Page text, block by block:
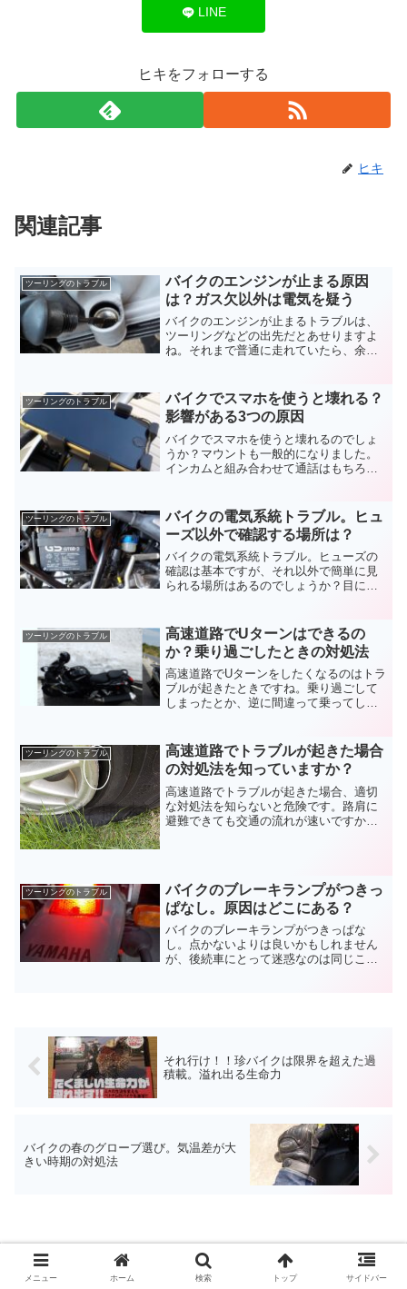
LINE
ヒキをフォローする
ヒキ
関連記事
ツーリングのトラブル
バイクのエンジンが止まる原因
は？ガス欠以外は電気を疑う
バイクのエンジンが止まるトラブルは、
ツーリングなどの出先だとあせりますよ
ね。それまで普通に走れていたら、余計
も。バイクのエンジンが止まるときの点
検ヶ所を覚えておきましょう。
ツーリングのトラブル
バイクでスマホを使うと壊れる？
影響がある3つの原因
バイクでスマホを使うと壊れるのでしょ
うか？マウントも一般的になりました。
インカムと組み合わせて通話はもちろ
ね。だからこそ扱いに注意して、バイク
でスマホが壊れないようにしましょう。
ツーリングのトラブル
バイクの電気系統トラブル。ヒュ
ーズ以外で確認する場所は？
バイクの電気系統トラブル。ヒューズの
確認は基本ですが、それ以外で簡単に見
られる場所はあるのでしょうか？目に見
られる箇所はあります。バイクの電気系
統トラブルについてお伝えします。
ツーリングのトラブル
高速道路でUターンはできるの
か？乗り過ごしたときの対処法
高速道路でUターンをしたくなるのはトラ
ブルが起きたときですね。乗り過ごして
しまったとか、逆に間違って乗ってしま
についてのことも含めて、高速道路のUタ
ーンについて調べてみました。
ツーリングのトラブル
高速道路でトラブルが起きた場合
の対処法を知っていますか？
高速道路でトラブルが起きた場合、適切
な対処法を知らないと危険です。路肩に
避難できても交通の流れが速いですか
ツーリングのトラブル
バイクのブレーキランプがつきっ
ぱなし。原因はどこにある？
バイクのブレーキランプがつきっぱな
し。点かないよりは良いかもしれません
が、後続車にとって迷惑なのは同じこ
それ行け！！珍バイクは限界を超えた過
積載。溢れ出る生命力
バイクの春のグローブ選び。気温差が大
きい時期の対処法
メニュー ホーム 検索 トップ サイドバー